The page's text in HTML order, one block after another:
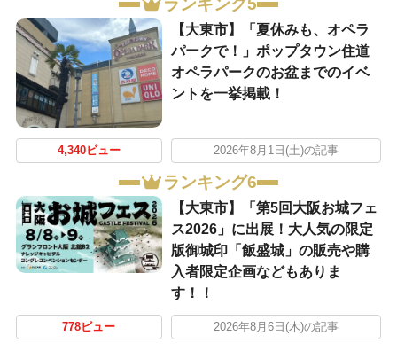
ランキング5
【大東市】「夏休みも、オペラ
パークで！」ポップタウン住道
オペラパークのお盆までのイベ
ントを一挙掲載！
4,340ビュー 2026年8月1日(土)の記事
ランキング6
【大東市】「第5回大阪お城フェ
ス2026」に出展！大人気の限定
版御城印「飯盛城」の販売や購
入者限定企画などもありま
す！！
778ビュー 2026年8月6日(木)の記事